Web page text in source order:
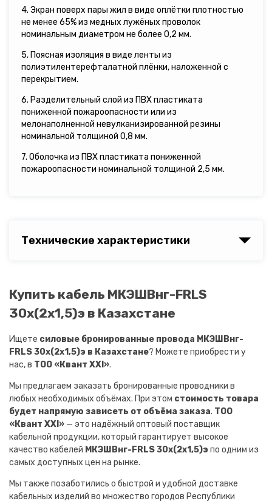
4. Экран поверх пары жил в виде оплётки плотностью
не менее 65% из медных лужёных проволок
номинальным диаметром не более 0,2 мм.
5. Поясная изоляция в виде ленты из
полиэтилентерефталатной плёнки, наложенной с
перекрытием.
6. Разделительный слой из ПВХ пластиката
пониженной пожароопасности или из
мелонаполненной невулканизированной резины
номинальной толщиной 0,8 мм.
7. Оболочка из ПВХ пластиката пониженной
пожароопасности номинальной толщиной 2,5 мм.
Технические характеристики
Купить кабель МКЭШВнг-FRLS
30х(2х1,5)э в Казахстане
Ищете силовые бронированные провода МКЭШВнг-
FRLS 30х(2х1,5)э в Казахстане? Можете приобрести у
нас, в ТОО «Квант XXI».
Мы предлагаем заказать бронированные проводники в
любых необходимых объёмах. При этом стоимость товара
будет напрямую зависеть от объёма заказа. ТОО
«Квант XXI» — это надёжный оптовый поставщик
кабельной продукции, который гарантирует высокое
качество кабелей МКЭШВнг-FRLS 30х(2х1,5)э по одним из
самых доступных цен на рынке.
Мы также позаботились о быстрой и удобной доставке
кабельных изделий во множество городов Республики